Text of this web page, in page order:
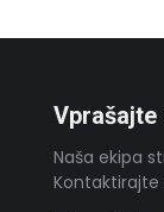
Vprašajte
Naša ekipa
Kontaktirajte